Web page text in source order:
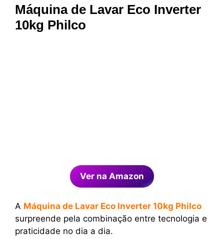
Máquina de Lavar Eco Inverter
10kg Philco
Ver na Amazon
A Máquina de Lavar Eco Inverter 10kg Philco
surpreende pela combinação entre tecnologia e
praticidade no dia a dia.